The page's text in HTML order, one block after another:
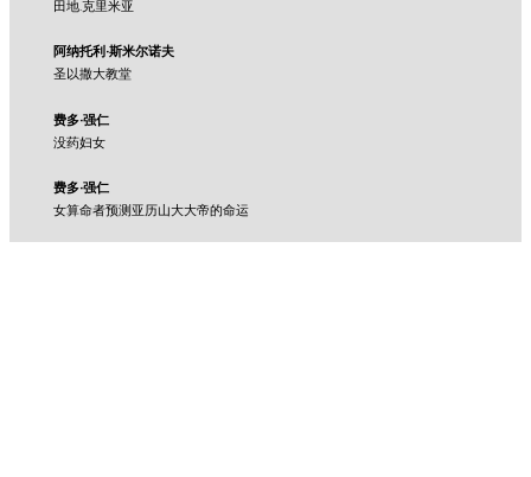
田地.克里米亚
阿纳托利·斯米尔诺夫
圣以撒大教堂
费多·强仁
没药妇女
费多·强仁
女算命者预测亚历山大大帝的命运